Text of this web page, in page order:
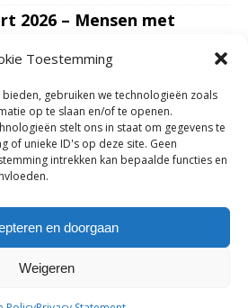
Toestemming
gebruiken we technologieën zoals
op te slaan en/of te openen.
stelt ons in staat om gegevens te
of unieke ID's op deze site. Geen
intrekken kan bepaalde functies en
en doorgaan
Weigeren
2026 – Mensen met
– Februari 2026 – Mensen
– gun hun een
Inzamelingsactie
op GoFundMe